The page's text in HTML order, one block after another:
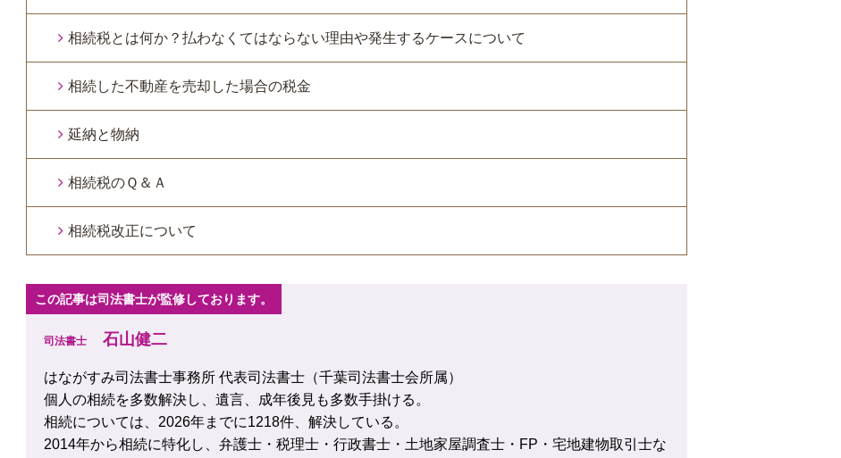
相続税とは何か？払わなくてはならない理由や発生するケースについて
相続した不動産を売却した場合の税金
延納と物納
相続税のＱ＆Ａ
相続税改正について
この記事は司法書士が監修しております。
司法書士 石山健二
はながすみ司法書士事務所 代表司法書士（千葉司法書士会所属）
個人の相続を多数解決し、遺言、成年後見も多数手掛ける。
相続については、2026年までに1218件、解決している。
2014年から相続に特化し、弁護士・税理士・行政書士・土地家屋調査士・FP・宅地建物取引士な